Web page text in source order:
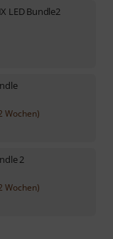
LED Bundle2
Wochen)
2
Wochen)